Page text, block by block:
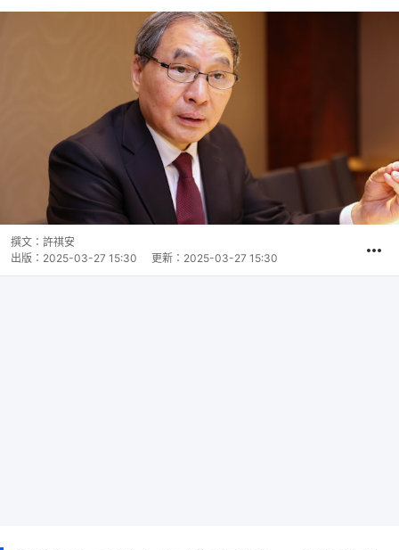
撰文： 許祺安
出版： 2025-03-27 15:30 更新： 2025-03-27 15:30